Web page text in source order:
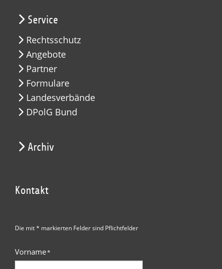
Service
Rechtsschutz
Angebote
Partner
Formulare
Landesverbände
DPolG Bund
Archiv
Kontakt
Die mit * markierten Felder sind Pflichtfelder
Vorname*